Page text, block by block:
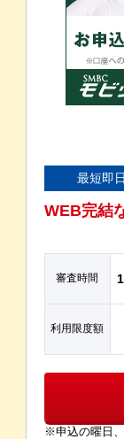
最短即
WEB完結
審査時間
利用限度額
※申込の曜日